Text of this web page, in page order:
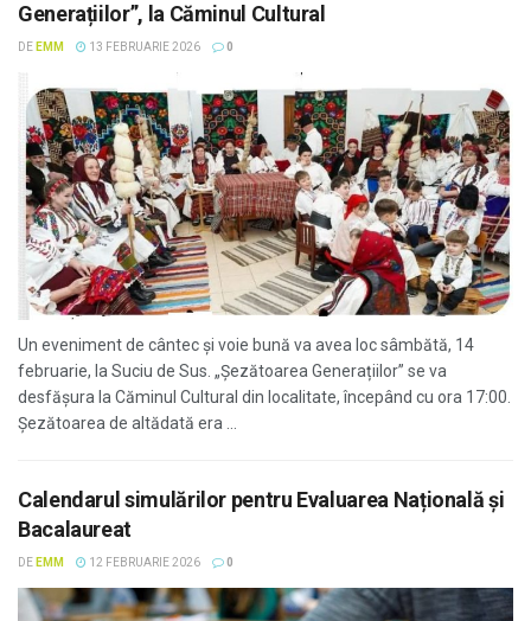
Generațiilor”, la Căminul Cultural
DE EMM 13 FEBRUARIE 2026 0
Un eveniment de cântec și voie bună va avea loc sâmbătă, 14
februarie, la Suciu de Sus. „Șezătoarea Generațiilor” se va
desfășura la Căminul Cultural din localitate, începând cu ora 17:00.
Șezătoarea de altădată era ...
Calendarul simulărilor pentru Evaluarea Națională și
Bacalaureat
DE EMM 12 FEBRUARIE 2026 0